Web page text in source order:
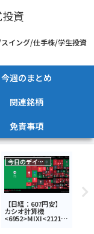
資
イング/仕手株/学生投資
今週のまとめ
関連銘柄
免責事項
今日のデイトレ
【日経：607円安】
カシオ計算機
<6952>MIXI<2121>